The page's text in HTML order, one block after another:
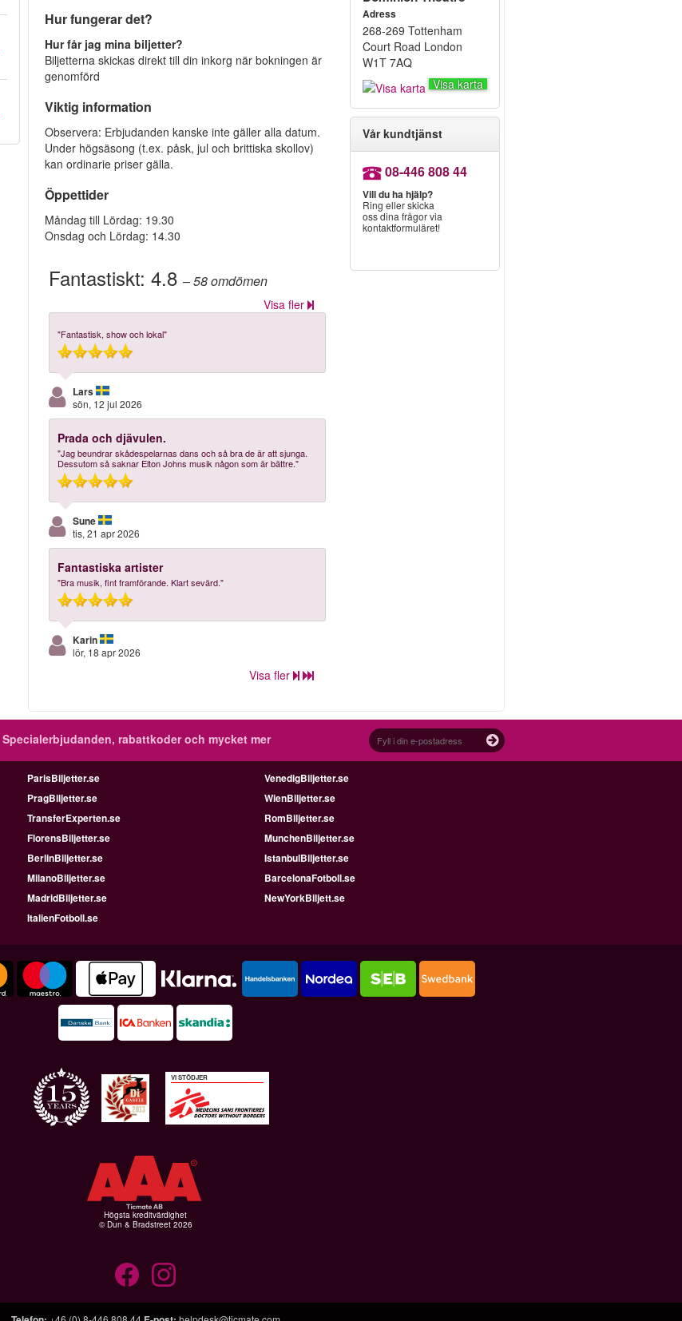
Hur fungerar det?
Hur får jag mina biljetter?
Biljetterna skickas direkt till din inkorg när bokningen är
genomförd
Viktig information
Observera: Erbjudanden kanske inte gäller alla datum.
Under högsäsong (t.ex. påsk, jul och brittiska skollov)
kan ordinarie priser gälla.
Öppettider
Måndag till Lördag: 19.30
Onsdag och Lördag: 14.30
Fantastiskt:4.8– 58omdömen
Visa fler
"Fantastisk, show och lokal"
Lars
sön, 12 jul 2026
Prada och djävulen.
"Jag beundrar skådespelarnas dans och så bra de är att sjunga.
Dessutom så saknar Elton Johns musik någon som är bättre."
Sune
tis, 21 apr 2026
Fantastiska artister
"Bra musik, fint framförande. Klart sevärd."
Karin
lör, 18 apr 2026
Visa fler
Adress
268-269 Tottenham
Court Road London
W1T 7AQ
Visa karta
Vår kundtjänst
08-446 808 44
Vill du ha hjälp?
Ring eller skicka
oss dina frågor via
kontaktformuläret!
Specialerbjudanden, rabattkoder och mycket mer
ParisBiljetter.se
VenedigBiljetter.se
PragBiljetter.se
WienBiljetter.se
TransferExperten.se
RomBiljetter.se
FlorensBiljetter.se
MunchenBiljetter.se
BerlinBiljetter.se
IstanbulBiljetter.se
MilanoBiljetter.se
BarcelonaFotboll.se
MadridBiljetter.se
NewYorkBiljett.se
ItalienFotboll.se
VI STÖDJER
Högsta kreditvärdighet
© Dun & Bradstreet 2026